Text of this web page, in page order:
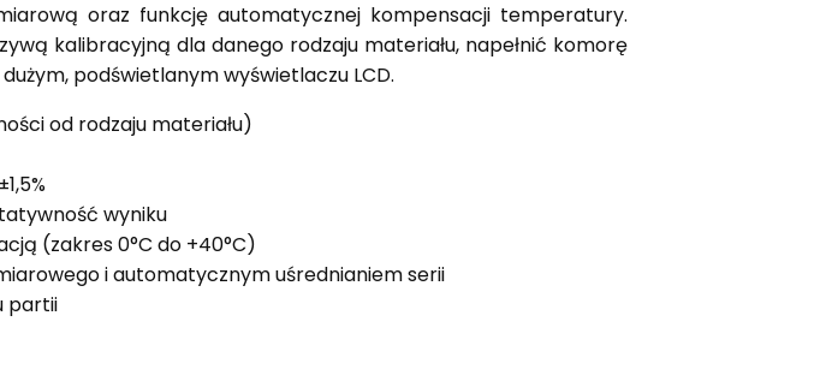
oraz funkcję automatycznej kompensacji temperatury.
kalibracyjną dla danego rodzaju materiału, napełnić komorę
podświetlanym wyświetlaczu LCD.
od rodzaju materiału)
wyniku
(zakres 0°C do +40°C)
i automatycznym uśrednianiem serii
partii